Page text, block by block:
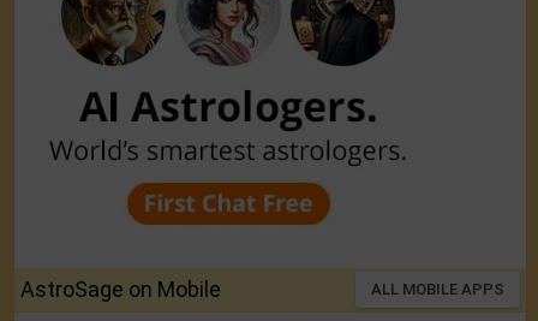
AstroSage on Mobile ALL MOBILE APPS